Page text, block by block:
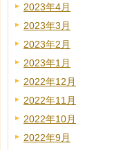
2023年4月
2023年3月
2023年2月
2023年1月
2022年12月
2022年11月
2022年10月
2022年9月